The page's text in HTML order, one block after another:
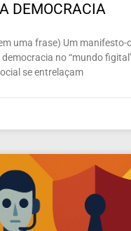
DEMOCRACIA
uma frase) Um manifesto-
no “mundo
se entrelaçam